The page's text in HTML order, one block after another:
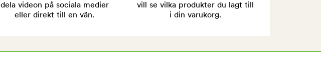
dela videon på sociala medier
eller direkt till en vän.
vill se vilka produkter du lagt till
i din varukorg.